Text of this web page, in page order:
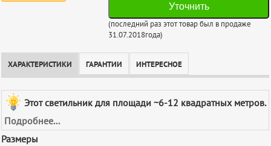
Уточнить
(последний раз этот товар был в продаже
31.07.2018года)
ХАРАКТЕРИСТИКИ ГАРАНТИИ ИНТЕРЕСНОЕ
Этот светильник для площади ~6-12 квадратных метров.
Подробнее...
Размеры